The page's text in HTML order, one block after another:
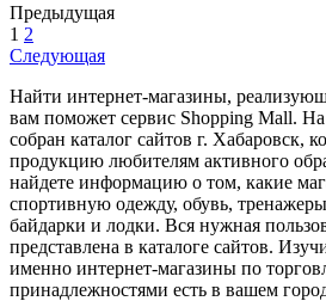
Предыдущая
1 2
Следующая
Найти интернет-магазины,
вам поможет сервис Shopping Mall.
собран каталог сайтов г. Хабаровск,
продукцию любителям активного
найдете информацию о том, какие
спортивную одежду, обувь,
байдарки и лодки. Вся нужная
представлена в каталоге сайтов.
именно интернет-магазины по
принадлежностями есть в вашем